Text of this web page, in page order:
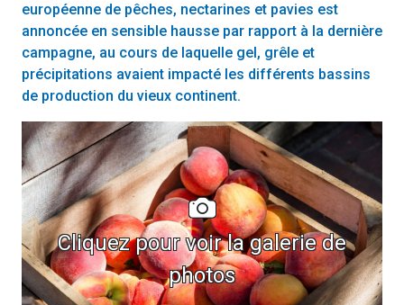
européenne de pêches, nectarines et pavies est
annoncée en sensible hausse par rapport à la dernière
campagne, au cours de laquelle gel, grêle et
précipitations avaient impacté les différents bassins
de production du vieux continent.
Cliquez pour voir la galerie de
photos